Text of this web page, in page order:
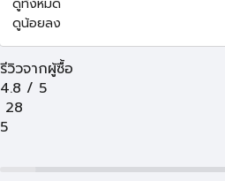
ดูทั้งหมด
ดูน้อยลง
รีวิวจากผู้ซื้อ
4.8 / 5
28
5